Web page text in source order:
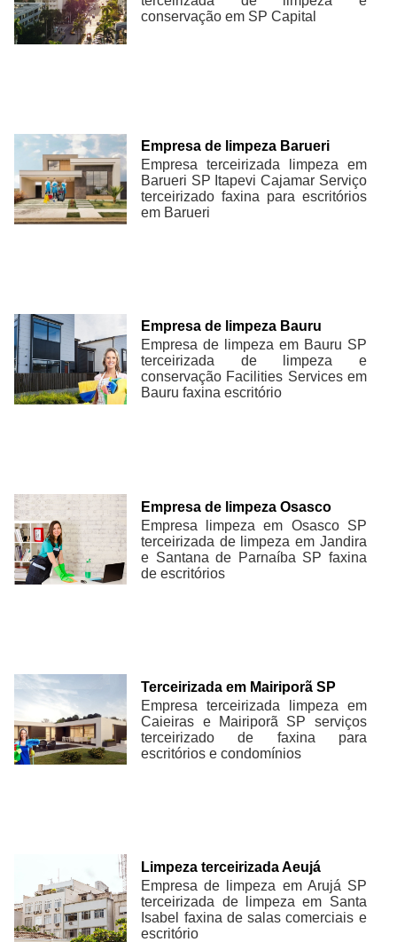
conservação em SP Capital
Empresa de limpeza Barueri
Empresa terceirizada limpeza em
Barueri SP Itapevi Cajamar Serviço
terceirizado faxina para escritórios
em Barueri
Empresa de limpeza Bauru
Empresa de limpeza em Bauru SP
terceirizada de limpeza e
conservação Facilities Services em
Bauru faxina escritório
Empresa de limpeza Osasco
Empresa limpeza em Osasco SP
terceirizada de limpeza em Jandira
e Santana de Parnaíba SP faxina
de escritórios
Terceirizada em Mairiporã SP
Empresa terceirizada limpeza em
Caieiras e Mairiporã SP serviços
terceirizado de faxina para
escritórios e condomínios
Limpeza terceirizada Aeujá
Empresa de limpeza em Arujá SP
terceirizada de limpeza em Santa
Isabel faxina de salas comerciais e
escritório